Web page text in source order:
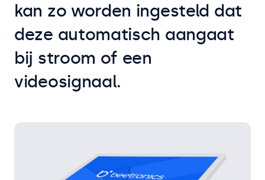
kan zo worden ingesteld dat
deze automatisch aangaat
bij stroom of een
videosignaal.